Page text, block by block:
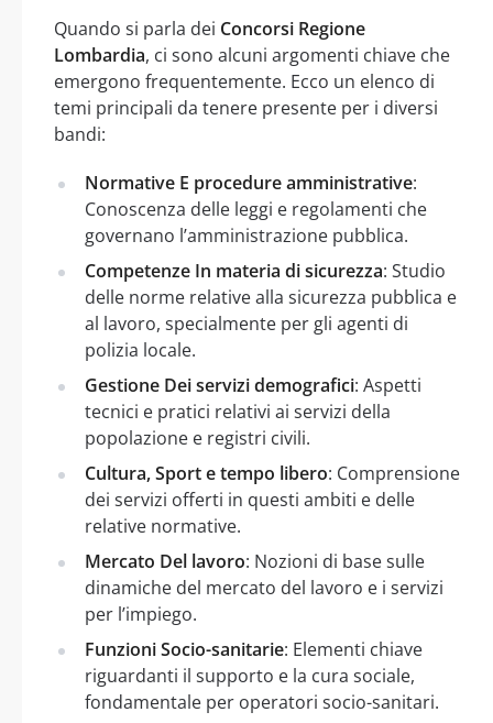
Quando si parla dei Concorsi Regione
Lombardia, ci sono alcuni argomenti chiave che
emergono frequentemente. Ecco un elenco di
temi principali da tenere presente per i diversi
bandi:
Normative E procedure amministrative:
Conoscenza delle leggi e regolamenti che
governano l’amministrazione pubblica.
Competenze In materia di sicurezza: Studio
delle norme relative alla sicurezza pubblica e
al lavoro, specialmente per gli agenti di
polizia locale.
Gestione Dei servizi demografici: Aspetti
tecnici e pratici relativi ai servizi della
popolazione e registri civili.
Cultura, Sport e tempo libero: Comprensione
dei servizi offerti in questi ambiti e delle
relative normative.
Mercato Del lavoro: Nozioni di base sulle
dinamiche del mercato del lavoro e i servizi
per l’impiego.
Funzioni Socio-sanitarie: Elementi chiave
riguardanti il supporto e la cura sociale,
fondamentale per operatori socio-sanitari.